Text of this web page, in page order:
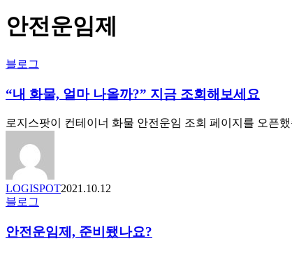
안전운임제
“내
물,
마
까?”
지
금
조
회
해
블로그
“내 화물, 얼마 나올까?” 지금 조회해보세요
로지스팟이 컨테이너 화물 안전운임 조회 페이지를 오픈
LOGISPOT2021.10.12
안
운
블로그
안전운임제, 준비됐나요?